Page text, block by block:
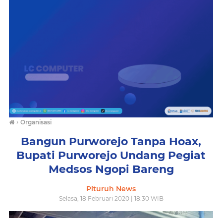
› Organisasi
Bangun Purworejo Tanpa Hoax,
Bupati Purworejo Undang Pegiat
Medsos Ngopi Bareng
Pituruh News
Selasa, 18 Februari 2020 | 18:30 WIB